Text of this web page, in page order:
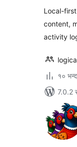
Local-
content,
activity
१०
7.0.2